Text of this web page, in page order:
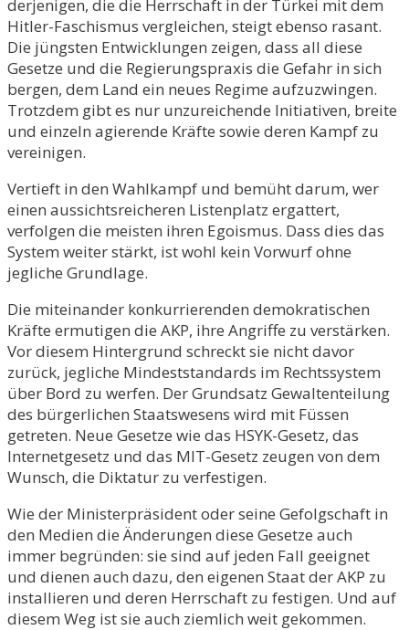
derjenigen, die die Herrschaft in der Türkei mit dem
Hitler-Faschismus vergleichen, steigt ebenso rasant.
Die jüngsten Entwicklungen zeigen, dass all diese
Gesetze und die Regierungspraxis die Gefahr in sich
bergen, dem Land ein neues Regime aufzuzwingen.
Trotzdem gibt es nur unzureichende Initiativen, breite
und einzeln agierende Kräfte sowie deren Kampf zu
vereinigen.
Vertieft in den Wahlkampf und bemüht darum, wer
einen aussichtsreicheren Listenplatz ergattert,
verfolgen die meisten ihren Egoismus. Dass dies das
System weiter stärkt, ist wohl kein Vorwurf ohne
jegliche Grundlage.
Die miteinander konkurrierenden demokratischen
Kräfte ermutigen die AKP, ihre Angriffe zu verstärken.
Vor diesem Hintergrund schreckt sie nicht davor
zurück, jegliche Mindeststandards im Rechtssystem
über Bord zu werfen. Der Grundsatz Gewaltenteilung
des bürgerlichen Staatswesens wird mit Füssen
getreten. Neue Gesetze wie das HSYK-Gesetz, das
Internetgesetz und das MIT-Gesetz zeugen von dem
Wunsch, die Diktatur zu verfestigen.
Wie der Ministerpräsident oder seine Gefolgschaft in
den Medien die Änderungen diese Gesetze auch
immer begründen: sie sind auf jeden Fall geeignet
und dienen auch dazu, den eigenen Staat der AKP zu
installieren und deren Herrschaft zu festigen. Und auf
diesem Weg ist sie auch ziemlich weit gekommen.